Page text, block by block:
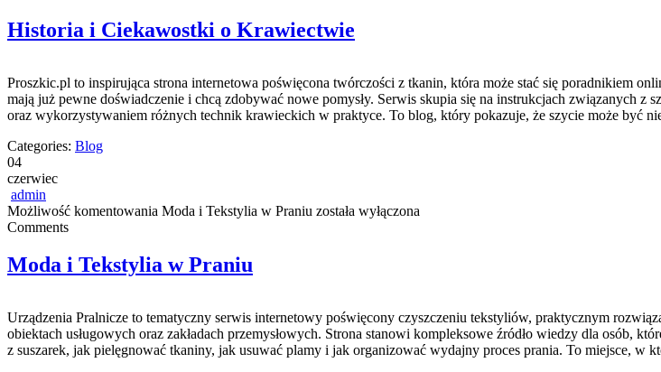
Historia i Ciekawostki o Krawiectwie
Proszkic.pl to inspirująca strona internetowa poświęcona twórczości z tkanin, która może stać się poradnikiem
mają już pewne doświadczenie i chcą zdobywać nowe pomysły. Serwis skupia się na instrukcjach związanych
oraz wykorzystywaniem różnych technik krawieckich w praktyce. To blog, który pokazuje, że szycie może być
Categories: Blog
04
czerwiec
admin
Możliwość komentowania Moda i Tekstylia w Praniu została wyłączona
Comments
Moda i Tekstylia w Praniu
Urządzenia Pralnicze to tematyczny serwis internetowy poświęcony czyszczeniu tekstyliów, praktycznym
obiektach usługowych oraz zakładach przemysłowych. Strona stanowi kompleksowe źródło wiedzy dla osób,
z suszarek, jak pielęgnować tkaniny, jak usuwać plamy i jak organizować wydajny proces prania. To miejsce,